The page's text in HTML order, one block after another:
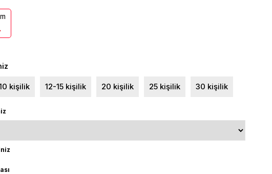
kişilik 12-15 kişilik 20 kişilik 25 kişilik 30 kişilik